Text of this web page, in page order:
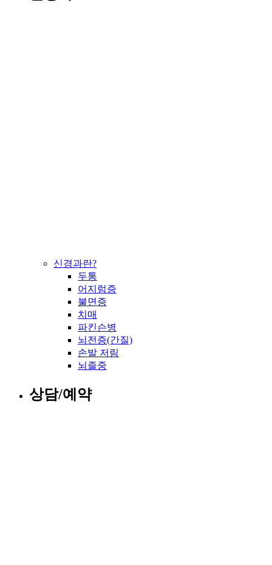
신경과란?
두통
어지럼증
불면증
치매
파킨슨병
뇌전증(간질)
손발 저림
뇌졸중
상담/예약